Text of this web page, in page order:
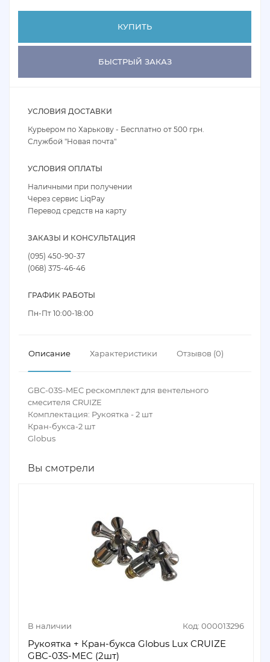
КУПИТЬ
БЫСТРЫЙ ЗАКАЗ
УСЛОВИЯ ДОСТАВКИ
Курьером по Харькову - Бесплатно от 500 грн.
Службой "Новая почта"
УСЛОВИЯ ОПЛАТЫ
Наличными при получении
Через сервис LiqPay
Перевод средств на карту
ЗАКАЗЫ И КОНСУЛЬТАЦИЯ
(095) 450-90-37
(068) 375-46-46
ГРАФИК РАБОТЫ
Пн-Пт 10:00-18:00
Описание Характеристики Отзывов (0)
GBC-03S-MEC рескомплект для вентельного
смесителя CRUIZE
Комплектация: Рукоятка - 2 шт
Кран-букса-2 шт
Globus
Вы смотрели
В наличии Код: 000013296
Рукоятка + Кран-букса Globus Lux CRUIZE
GBC-03S-MEC (2шт)